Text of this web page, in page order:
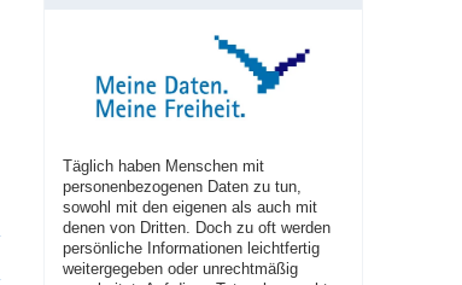
Täglich haben Menschen mit
personenbezogenen Daten zu tun,
sowohl mit den eigenen als auch mit
denen von Dritten. Doch zu oft werden
persönliche Informationen leichtfertig
weitergegeben oder unrechtmäßig